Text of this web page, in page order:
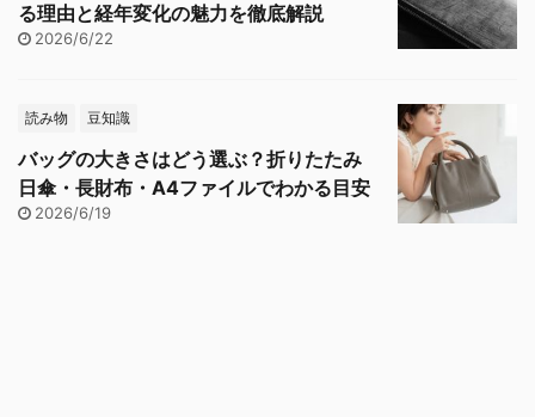
る理由と経年変化の魅力を徹底解説
2026/6/22
読み物 豆知識
バッグの大きさはどう選ぶ？折りたたみ
日傘・長財布・A4ファイルでわかる目安
2026/6/19